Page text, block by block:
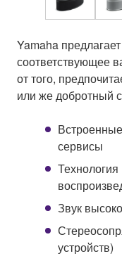
Yamaha
соответствующее
от того,
или же добротный
сервисы
Звук
устройств)